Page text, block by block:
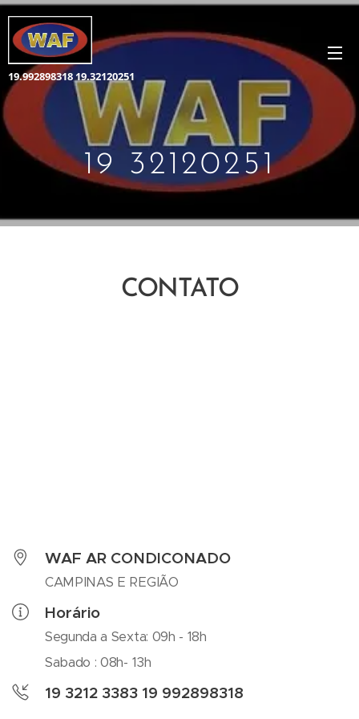
19.992898318 19.32120251
19 32120251
CONTATO
WAF AR CONDICONADO
CAMPINAS E REGIÃO
Horário
Segunda a Sexta: 09h - 18h
Sabado : 08h- 13h
19 3212 3383 19 992898318